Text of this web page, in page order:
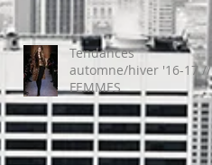
Tendances
automne/hiver '16-17 //
FEMMES